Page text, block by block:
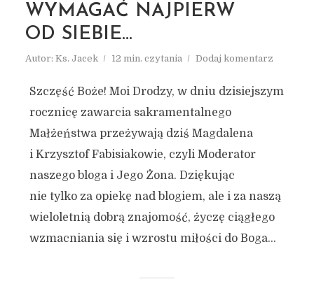
WYMAGAĆ NAJPIERW
OD SIEBIE…
Autor: Ks. Jacek 12 min. czytania Dodaj komentarz
Szczęść Boże! Moi Drodzy, w dniu dzisiejszym
rocznicę zawarcia sakramentalnego
Małżeństwa przeżywają dziś Magdalena
i Krzysztof Fabisiakowie, czyli Moderator
naszego bloga i Jego Żona. Dziękując
nie tylko za opiekę nad blogiem, ale i za naszą
wieloletnią dobrą znajomość, życzę ciągłego
wzmacniania się i wzrostu miłości do Boga...